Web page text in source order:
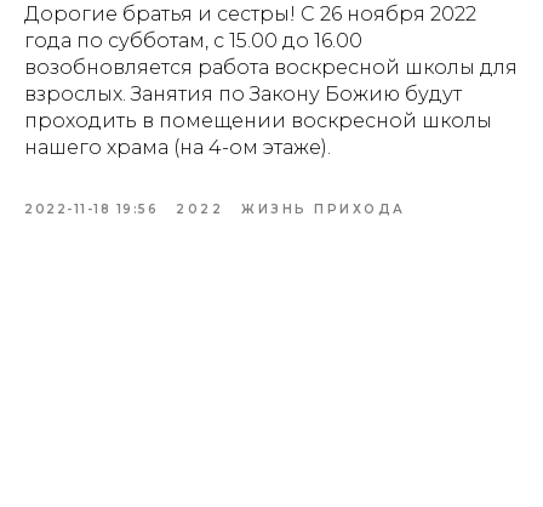
Дорогие братья и сестры! С 26 ноября 2022
года по субботам, с 15.00 до 16.00
возобновляется работа воскресной школы для
взрослых. Занятия по Закону Божию будут
проходить в помещении воскресной школы
нашего храма (на 4-ом этаже).
2022-11-18 19:56 2022 ЖИЗНЬ ПРИХОДА